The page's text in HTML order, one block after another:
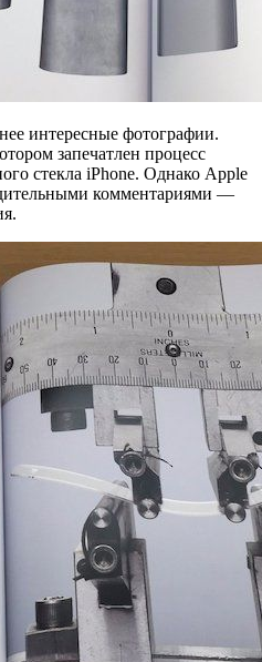
интересные фотографии.
запечатлен процесс
стекла iPhone. Однако Apple
комментариями —